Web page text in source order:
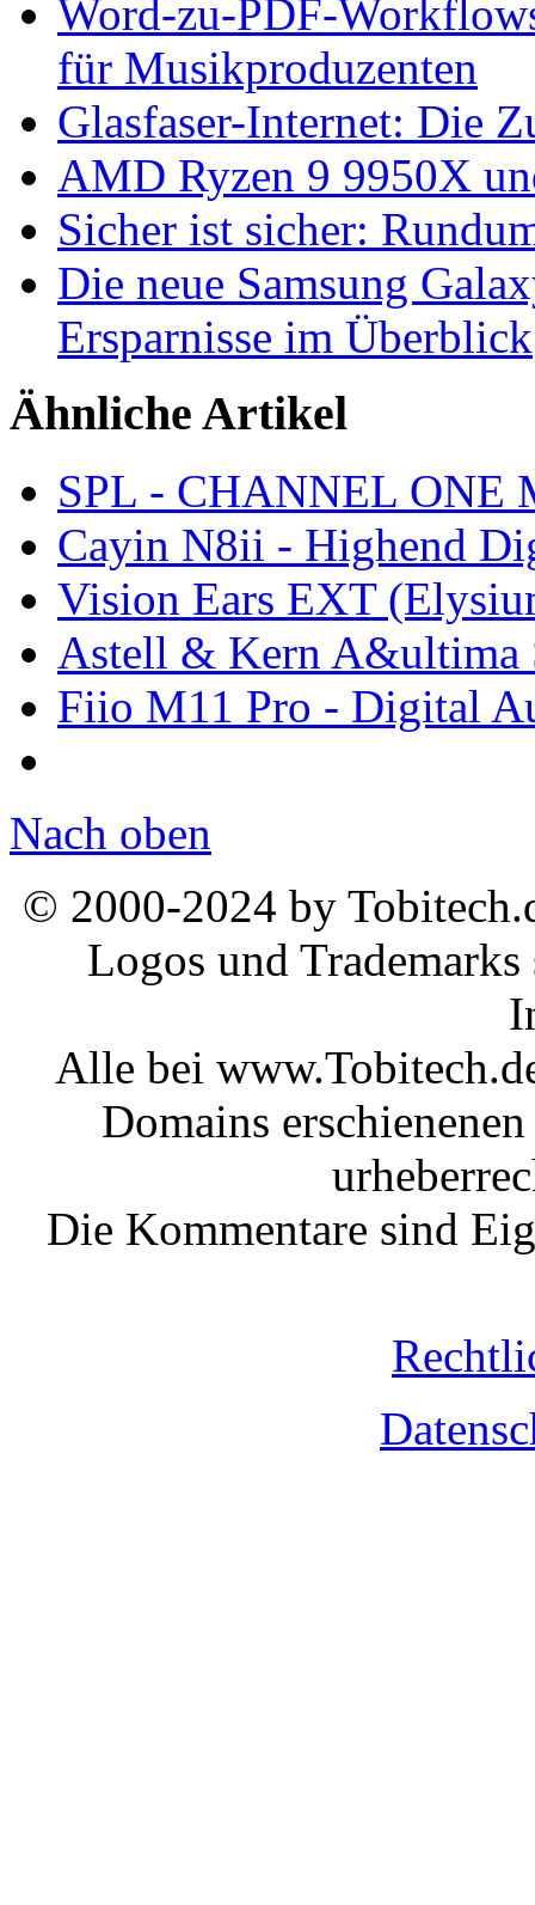
Word-zu-PDF-
für Musikproduzenten
Glasfaser-Internet: Die
AMD Ryzen 9 9950X
Sicher ist sicher:
Die neue Samsung
Ersparnisse im Überblick
Ähnliche Artikel
SPL - CHANNEL ONE
Cayin N8ii - Highend
Vision Ears EXT
Astell & Kern A&ultima
Fiio M11 Pro - Digital
Nach oben
© 2000-2024 by
Logos und
Alle bei
Domains
Die Kommentare sind